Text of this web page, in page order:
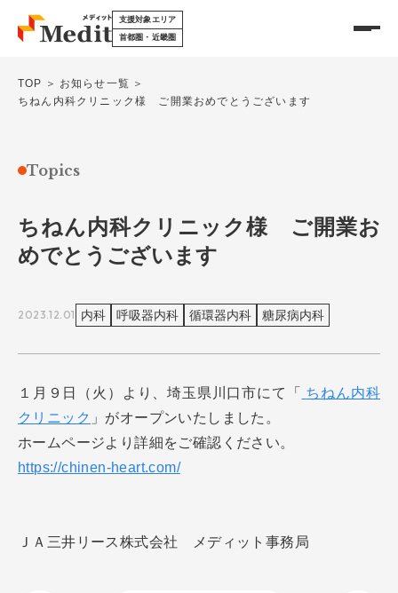
支援対象エリア
首都圏・近畿圏
サービスについて
メディットの特徴
医療モールについて
DX製品を探す
分院・サテライト展開支援
開業物件情報
開業前の基礎知識
開業のメリット・デメリット
開業までの流れについて
開業に必要な費用について
開業物件の種類とメリット・デメリット
新規開業支援
支援事例
FAQ
TOP
お知らせ一覧
ちねん内科クリニック様 ご開業おめでとうございます
Topics
ちねん内科クリニック様 ご開業お
めでとうございます
2023.12.01 内科 呼吸器内科 循環器内科 糖尿病内科
１月９日（火）より、埼玉県川口市にて「
ちねん内科
クリニック 」がオープンいたしました。
ホームページより詳細をご確認ください。
https://chinen-heart.com/
ＪＡ三井リース株式会社 メディット事務局